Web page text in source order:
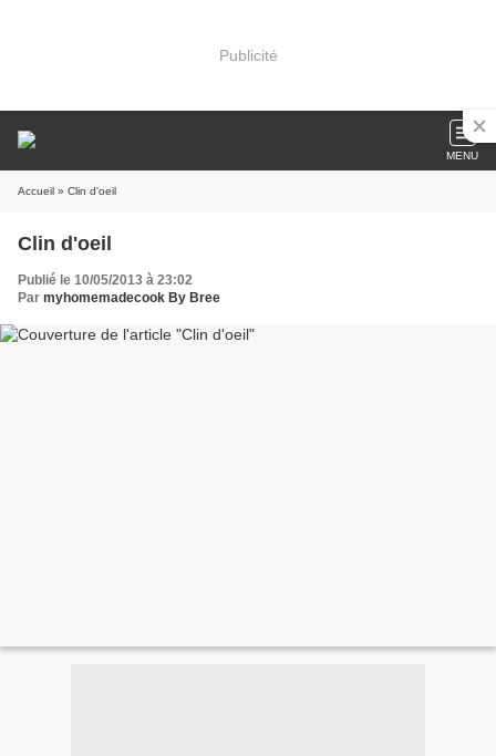
Publicité
MENU
Accueil » Clin d'oeil
Clin d'oeil
Publié le 10/05/2013 à 23:02
Par myhomemadecook By Bree